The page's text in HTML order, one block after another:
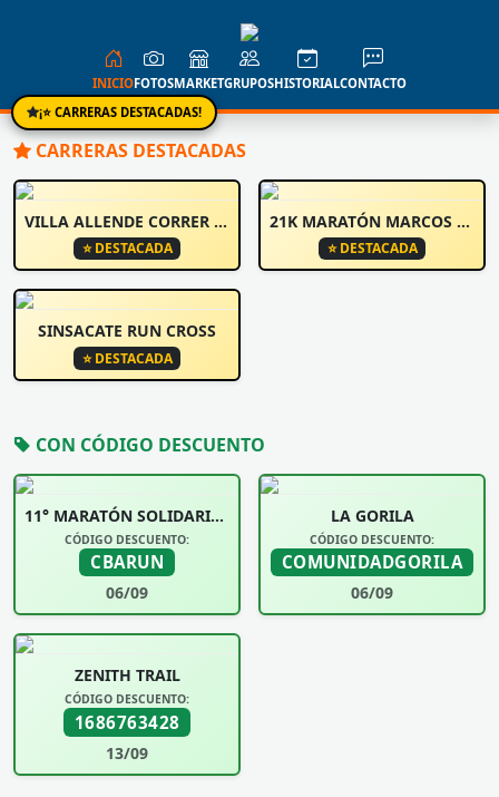
¡⭐ CARRERAS DESTACADAS!
INICIOFOTOSMARKETGRUPOSHISTORIALCONTACTO
CARRERAS DESTACADAS
VILLA ALLENDE CORRER Y CAMINA
⭐ DESTACADA
21K MARATÓN MARCOS JUÁREZ
⭐ DESTACADA
SINSACATE RUN CROSS
⭐ DESTACADA
CON CÓDIGO DESCUENTO
11° MARATÓN SOLIDARIA UNIVERSIDAD SIGLO 21
CÓDIGO DESCUENTO:
CBARUN
06/09
LA GORILA
CÓDIGO DESCUENTO:
COMUNIDADGORILA
06/09
ZENITH TRAIL
CÓDIGO DESCUENTO:
1686763428
13/09